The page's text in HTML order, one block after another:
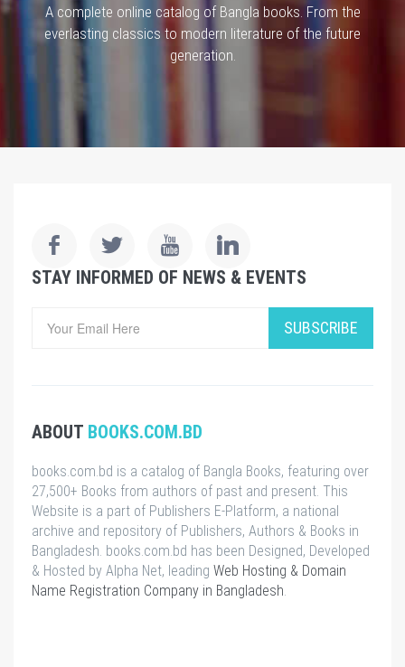
A complete online catalog of Bangla books. From the
everlasting classics to modern literature of the future
generation.
STAY INFORMED OF NEWS & EVENTS
SUBSCRIBE
ABOUT BOOKS.COM.BD
books.com.bd is a catalog of Bangla Books, featuring over
27,500+ Books from authors of past and present. This
Website is a part of Publishers E-Platform, a national
archive and repository of Publishers, Authors & Books in
Bangladesh. books.com.bd has been Designed, Developed
& Hosted by Alpha Net, leading Web Hosting & Domain
Name Registration Company in Bangladesh.